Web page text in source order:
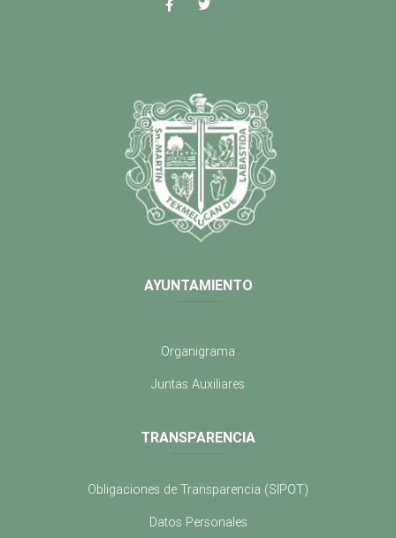
AYUNTAMIENTO
Organigrama
Juntas Auxiliares
TRANSPARENCIA
Obligaciones de Transparencia (SIPOT)
Datos Personales